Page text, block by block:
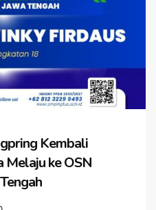
Kembali
Melaju ke OSN